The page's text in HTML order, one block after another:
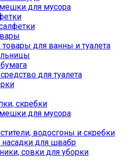
для мусора
для ванны и туалета
для туалета
скребки
для мусора
водосгоны и скребки
для швабр
совки для уборки